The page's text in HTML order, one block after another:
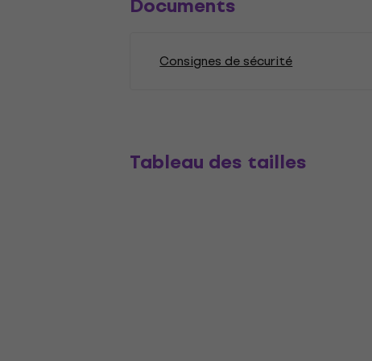
Consignes de sécurité
Tableau des tailles